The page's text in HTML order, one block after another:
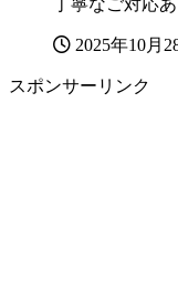
2025年10月
スポンサーリンク